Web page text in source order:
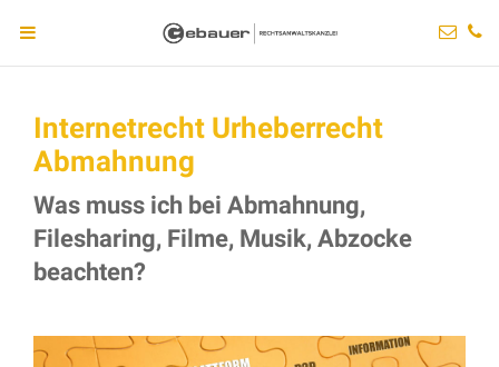
Internetrecht Urheberrecht
Abmahnung
Was muss ich bei Abmahnung,
Filesharing, Filme, Musik, Abzocke
beachten?